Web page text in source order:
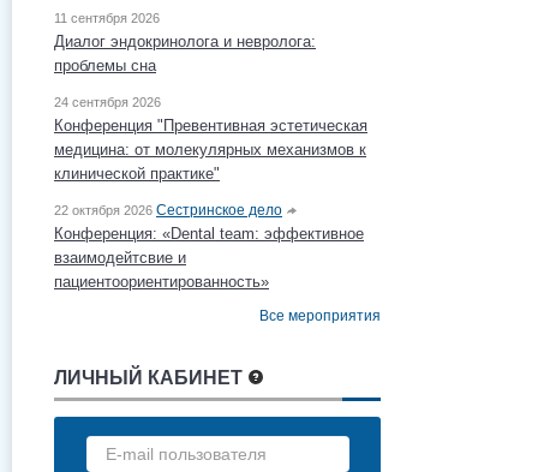
11 сентября 2026
Диалог эндокринолога и невролога:
проблемы сна
24 сентября 2026
Конференция "Превентивная эстетическая
медицина: от молекулярных механизмов к
клинической практике"
22 октября 2026 Сестринское дело
Конференция: «Dental team: эффективное
взаимодейтсвие и
пациентоориентированность»
Все мероприятия
ЛИЧНЫЙ КАБИНЕТ